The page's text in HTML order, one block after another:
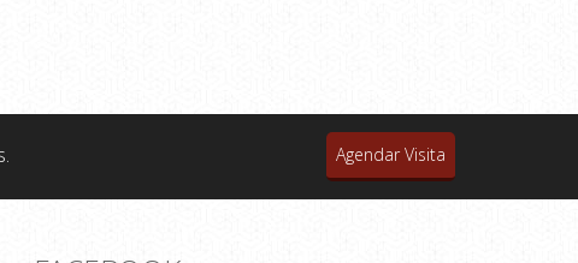
Agendar Visita